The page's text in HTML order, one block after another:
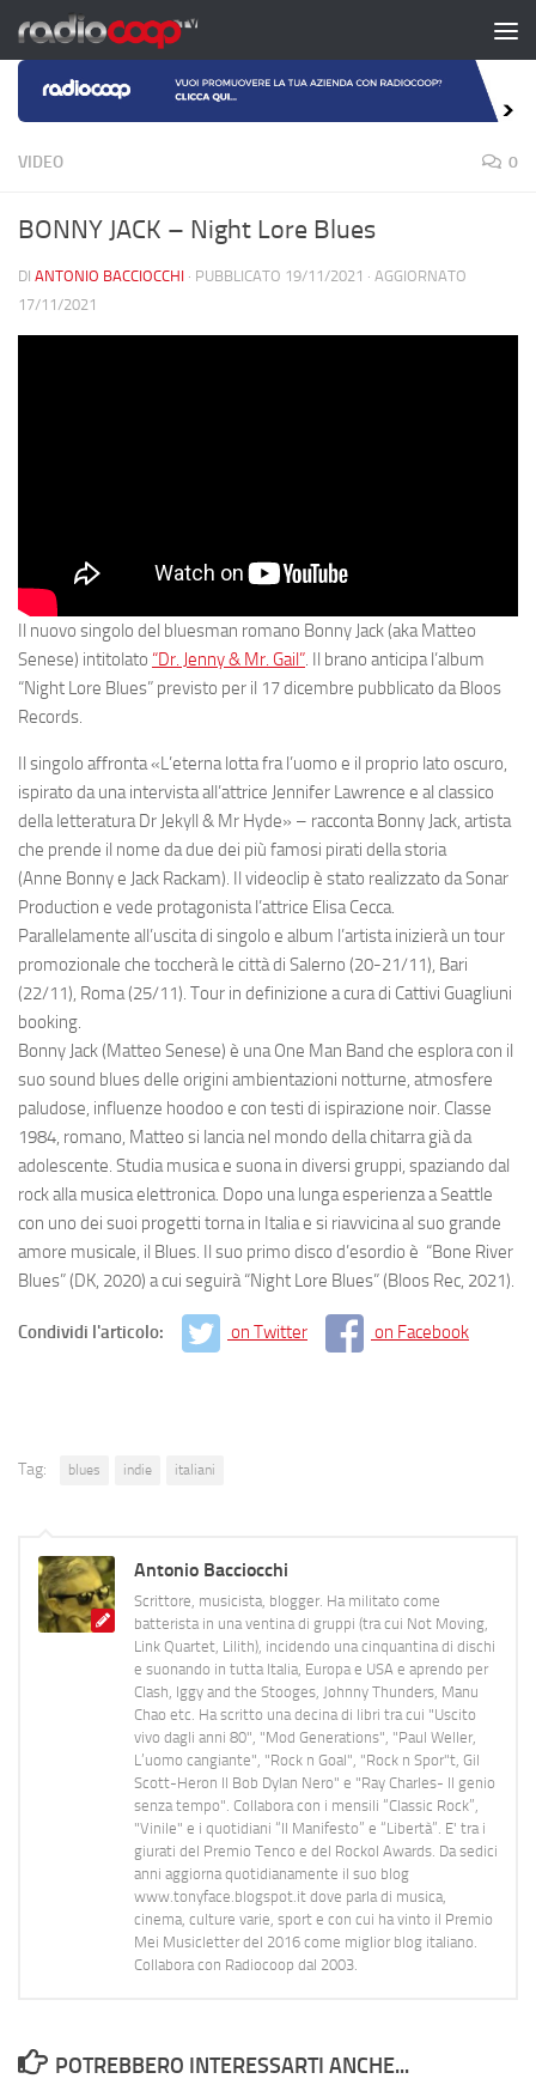
Salta al contenuto
VIDEO 0
BONNY JACK – Night Lore Blues
DI ANTONIO BACCIOCCHI · PUBBLICATO 19/11/2021 · AGGIORNATO
17/11/2021
Il nuovo singolo del bluesman romano Bonny Jack(akaMatteo
Senese) intitolato “Dr. Jenny & Mr. Gail”. Il brano anticipa l’album
“Night Lore Blues” previsto per il 17 dicembre pubblicato daBloos
Records.
Il singolo affronta «L’eterna lotta fra l’uomo e il proprio lato oscuro,
ispirato da una intervista all’attrice Jennifer Lawrence e al classico
della letteratura Dr Jekyll & Mr Hyde» – racconta Bonny Jack, artista
che prende il nome da due dei più famosi pirati della storia
(Anne Bonnye Jack Rackam). Il videoclip è stato realizzato daSonar
Production e vede protagonista l’attrice Elisa Cecca.
Parallelamente all’uscita di singolo e album l’artista inizierà un tour
promozionale che toccherà le città di Salerno (20-21/11), Bari
(22/11), Roma (25/11). Tour in definizione a cura di Cattivi Guagliuni
booking.
Bonny Jack(Matteo Senese) è una One Man Band che esplora con il
suo sound blues delle origini ambientazioni notturne, atmosfere
paludose, influenze hoodoo e con testi di ispirazione noir. Classe
1984, romano, Matteo si lancia nel mondo della chitarra già da
adolescente. Studia musica e suona in diversi gruppi, spaziando dal
rock alla musica elettronica. Dopo una lunga esperienza a Seattle
con uno dei suoi progetti torna in Italia e si riavvicina al suo grande
amore musicale, il Blues. Il suo primo disco d’esordio è “Bone River
Blues” (DK, 2020) a cui seguirà “Night Lore Blues” (Bloos Rec, 2021).
Condividi l'articolo: on Twitter on Facebook
Tag: blues indie italiani
Antonio Bacciocchi
Scrittore, musicista, blogger. Ha militato come
batterista in una ventina di gruppi (tra cui Not Moving,
Link Quartet, Lilith), incidendo una cinquantina di dischi
e suonando in tutta Italia, Europa e USA e aprendo per
Clash, Iggy and the Stooges, Johnny Thunders, Manu
Chao etc. Ha scritto una decina di libri tra cui "Uscito
vivo dagli anni 80", "Mod Generations", "Paul Weller,
L’uomo cangiante", "Rock n Goal", "Rock n Spor"t, Gil
Scott-Heron Il Bob Dylan Nero" e "Ray Charles- Il genio
senza tempo". Collabora con i mensili “Classic Rock”,
"Vinile" e i quotidiani “Il Manifesto” e “Libertà”. E' tra i
giurati del Premio Tenco e del Rockol Awards. Da sedici
anni aggiorna quotidianamente il suo blog
www.tonyface.blogspot.it dove parla di musica,
cinema, culture varie, sport e con cui ha vinto il Premio
Mei Musicletter del 2016 come miglior blog italiano.
Collabora con Radiocoop dal 2003.
POTREBBERO INTERESSARTI ANCHE...